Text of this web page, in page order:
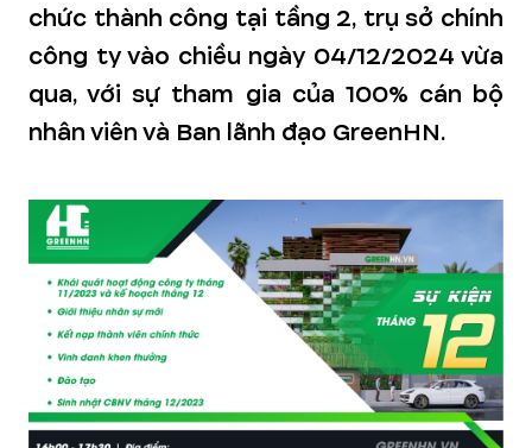
chức thành công tại tầng 2, trụ sở chính
công ty vào chiều ngày 04/12/2024 vừa
qua, với sự tham gia của 100% cán bộ
nhân viên và Ban lãnh đạo GreenHN.